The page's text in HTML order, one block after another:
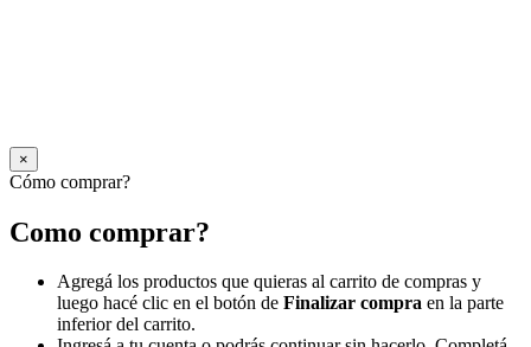
×
Cómo comprar?
Como comprar?
Agregá los productos que quieras al carrito de compras y
luego hacé clic en el botón de Finalizar compra en la parte
inferior del carrito.